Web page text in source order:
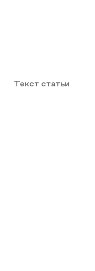
Текст статьи